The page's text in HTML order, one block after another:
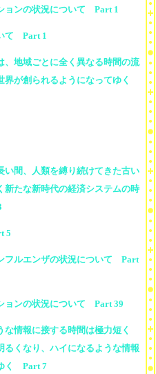
ョンの状況について Part 1
て Part 1
、地域ごとに全く異なる時間の流
界が創られるようになってゆく
い間、人類を縛り続けてきた古い
新たな新時代の経済システムの時
5
フルエンザの状況について Part
ョンの状況について Part 39
情報に接する時間は極力短く
るくなり、ハイになるような情報
く Part 7